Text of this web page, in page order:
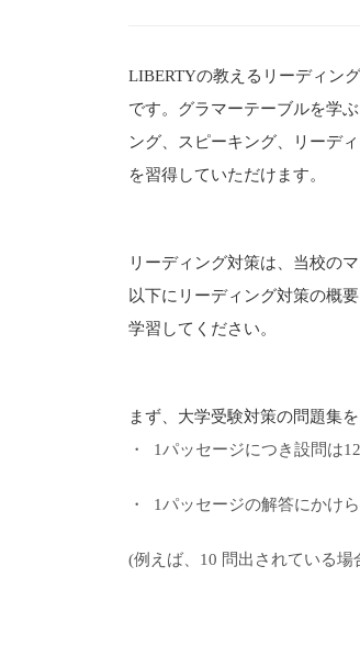
LIBERTYの教えるリーディン
です。グラマーテーブルを学
ング、スピーキング、リーデ
を習得していただけます。
リーディング対策は、当校の
以下にリーディング対策の概
学習してください。
まず、大学受験対策の問題集
・ 1パッセージにつき設問は
・ 1パッセージの解答にかけ
(例えば、10 問出されている場